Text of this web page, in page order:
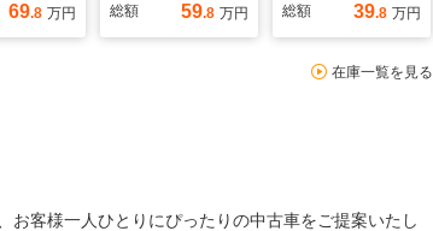
69.8 万円
総額
59.8 万円
総額
39.8 万円
在庫一覧を見る
お客様一人ひとりにぴったりの中古車をご提案いたし